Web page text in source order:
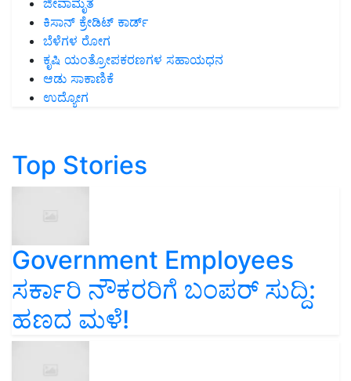
ಜೀವಾಮೃತ
ಕಿಸಾನ್ ಕ್ರೇಡಿಟ್ ಕಾರ್ಡ್
ಬೆಳೆಗಳ ರೋಗ
ಕೃಷಿ ಯಂತ್ರೋಪಕರಣಗಳ ಸಹಾಯಧನ
ಆಡು ಸಾಕಾಣಿಕೆ
ಉದ್ಯೋಗ
Top Stories
Government Employees
ಸರ್ಕಾರಿ ನೌಕರರಿಗೆ ಬಂಪರ್‌ ಸುದ್ದಿ:
ಹಣದ ಮಳೆ!